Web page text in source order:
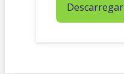
Descarregar